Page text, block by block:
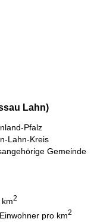
Lahn)
Pfalz
Lahn-Kreis
Gemeinde
2
pro km2